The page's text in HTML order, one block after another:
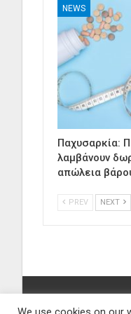
NEWS
Παχυσαρκία:
λαμβάνουν
απώλεια
PREV NEXT